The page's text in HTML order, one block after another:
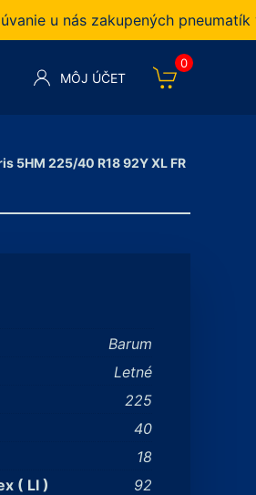
u nás zakupených pneumatík v
MÔJ ÚČET
0
5HM 225/40 R18 92Y XL FR
Barum
Letné
225
40
18
( LI )
92